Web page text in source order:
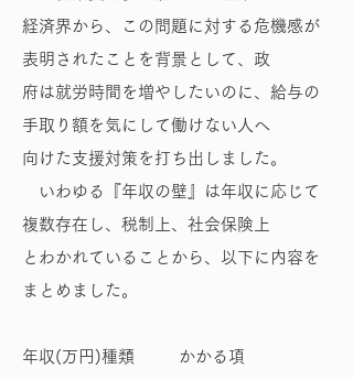
経済界から、この問題に対する危機感が
表明されたことを背景として、政
府は就労時間を増やしたいのに、給与の
手取り額を気にして働けない人へ
向けた支援対策を打ち出しました。
いわゆる『年収の壁』は年収に応じて
複数存在し、税制上、社会保険上
とわかれていることから、以下に内容を
まとめました。
年収(万円)種類 かかる項